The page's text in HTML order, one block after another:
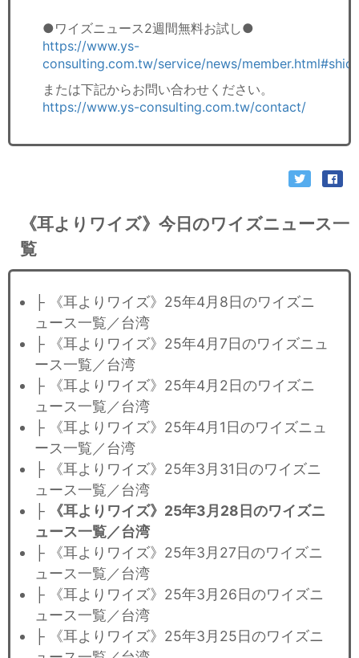
●ワイズニュース2週間無料お試し●
https://www.ys-
consulting.com.tw/service/news/
または下記からお問い合わせください。
https://www.ys-consulting.com.tw/contact/
《耳よりワイズ》今日のワイズニュース一
覧
├ 《耳よりワイズ》25年4月8日のワイズニ
ュース一覧／台湾
├ 《耳よりワイズ》25年4月7日のワイズニュ
ース一覧／台湾
├ 《耳よりワイズ》25年4月2日のワイズニ
ュース一覧／台湾
├ 《耳よりワイズ》25年4月1日のワイズニュ
ース一覧／台湾
├ 《耳よりワイズ》25年3月31日のワイズニ
ュース一覧／台湾
├
《耳よりワイズ》25年3月28日のワイズニ
ュース一覧／台湾
├ 《耳よりワイズ》25年3月27日のワイズニ
ュース一覧／台湾
├ 《耳よりワイズ》25年3月26日のワイズニ
ュース一覧／台湾
├ 《耳よりワイズ》25年3月25日のワイズニ